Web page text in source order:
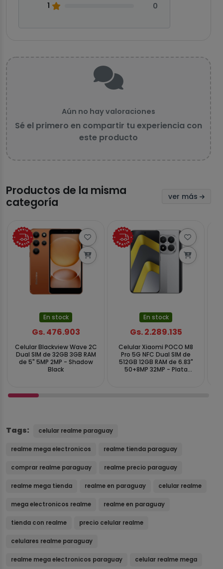
1
0
Aún no hay valoraciones
Sé el primero en compartir tu experiencia con
este producto
Productos de la misma
categoría
ver más
En stock
Gs. 476.903
Celular Blackview Wave 2C
Dual SIM de 32GB 3GB RAM
de 5" 5MP 2MP - Shadow
Black
En stock
Gs. 2.289.135
Celular Xiaomi POCO M8
Pro 5G NFC Dual SIM de
512GB 12GB RAM de 6.83"
50+8MP 32MP - Plata
Tags: celular realme paraguay
realme mega electronicos realme tienda paraguay
comprar realme paraguay realme precio paraguay
realme mega tienda realme en paraguay celular realme
mega electronicos realme realme en paraguay
tienda con realme precio celular realme
celulares realme paraguay
realme mega electronicos paraguay celular realme mega